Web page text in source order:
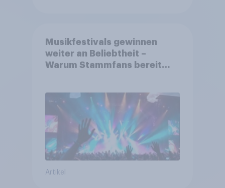
Musikfestivals gewinnen
weiter an Beliebtheit –
Warum Stammfans bereit
Artikel